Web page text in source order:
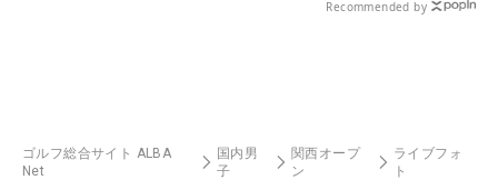
Recommended by
ゴルフ総合サイト ALBA
Net
国内男
子
関西オープ
ン
ライブフォ
ト